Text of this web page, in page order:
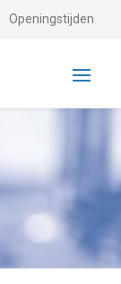
Openingstijden